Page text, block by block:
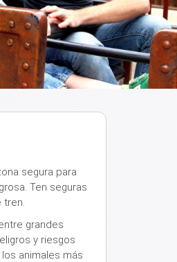
segura para
Ten seguras
tren.
grandes
y riesgos
animales más